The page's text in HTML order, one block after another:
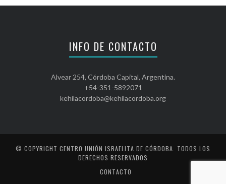
INFO DE CONTACTO
Alvear 254, Córdoba Capital, Argentina.
+54-351-5892071
kehilacordoba@kehilacordoba.org
© COPYRIGHT CENTRO UNIÓN ISRAELITA DE CÓRDOBA . TODOS LOS
DERECHOS RESERVADOS
CONTACTO